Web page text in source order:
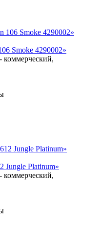
Smoke 4290002»
коммерческий,
Jungle Platinum»
коммерческий,